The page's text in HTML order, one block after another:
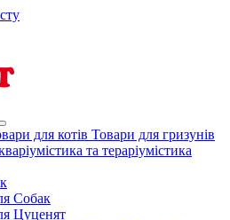
для котів Товари для гризунів
та тераріумістика
Собак
Цуценят